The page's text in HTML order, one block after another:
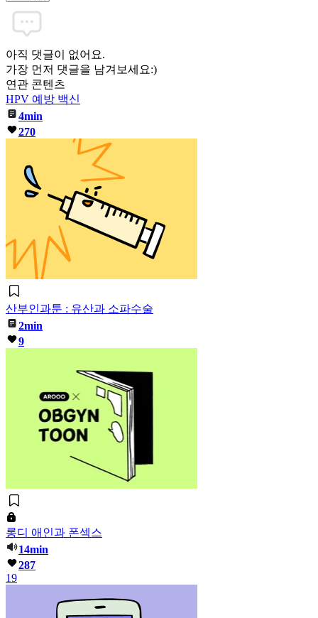
아직 댓글이 없어요.
가장 먼저 댓글을 남겨보세요:)
연관 콘텐츠
HPV 예방 백신
4min
270
산부인과툰 : 유산과 소파수술
2min
9
롱디 애인과 폰섹스
14min
287
19